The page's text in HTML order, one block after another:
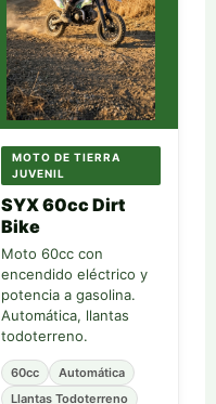
MOTO DE TIERRA
JUVENIL
SYX 60cc Dirt
Bike
Moto 60cc con
encendido eléctrico y
potencia a gasolina.
Automática, llantas
todoterreno.
60cc
Automática
Llantas Todoterreno